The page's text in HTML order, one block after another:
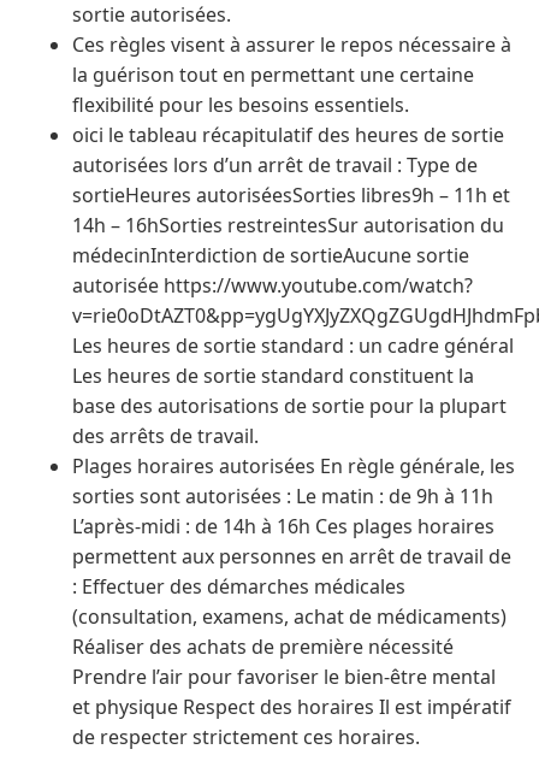
sortie autorisées.
Ces règles visent à assurer le repos nécessaire à
la guérison tout en permettant une certaine
flexibilité pour les besoins essentiels.
oici le tableau récapitulatif des heures de sortie
autorisées lors d’un arrêt de travail : Type de
sortieHeures autoriséesSorties libres9h – 11h et
14h – 16hSorties restreintesSur autorisation du
médecinInterdiction de sortieAucune sortie
autorisée https://www.youtube.com/watch?
Les heures de sortie standard : un cadre général
Les heures de sortie standard constituent la
base des autorisations de sortie pour la plupart
des arrêts de travail.
Plages horaires autorisées En règle générale, les
sorties sont autorisées : Le matin : de 9h à 11h
L’après-midi : de 14h à 16h Ces plages horaires
permettent aux personnes en arrêt de travail de
: Effectuer des démarches médicales
(consultation, examens, achat de médicaments)
Réaliser des achats de première nécessité
Prendre l’air pour favoriser le bien-être mental
et physique Respect des horaires Il est impératif
de respecter strictement ces horaires.